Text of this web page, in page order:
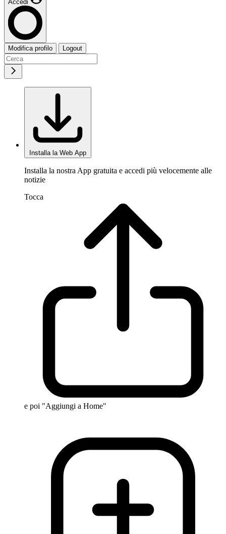
Accedi
Modifica profilo Logout
Installa la Web App
Installa la nostra App gratuita e accedi più velocemente alle
notizie
Tocca
e poi "Aggiungi a Home"